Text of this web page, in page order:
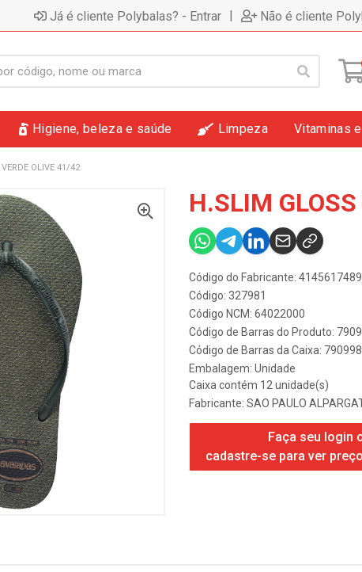
Já é cliente Polybalas? - Entrar | Não é cliente
Higiene, beleza e saúde Limpeza Vitaminas
OLIVE 41/42
H.SLIM
Código do Fabricante:
Código: 327981
Código NCM: 64022000
Código de Barras do Produto:
Código de Barras da Caixa:
Embalagem: Unidade
Caixa contém 12 unidade(s)
Fabricante: SAO PAULO
Faça seu login
cadastre-se para ver